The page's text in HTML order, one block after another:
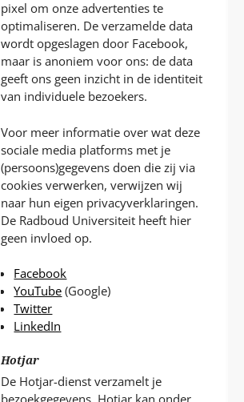
pixel om onze advertenties te
optimaliseren. De verzamelde data
wordt opgeslagen door Facebook,
maar is anoniem voor ons: de data
geeft ons geen inzicht in de identiteit
van individuele bezoekers.
Voor meer informatie over wat deze
sociale media platforms met je
(persoons)gegevens doen die zij via
cookies verwerken, verwijzen wij
naar hun eigen privacyverklaringen.
De Radboud Universiteit heeft hier
geen invloed op.
Facebook
YouTube (Google)
Twitter
LinkedIn
Hotjar
De Hotjar-dienst verzamelt je
bezoekgegevens. Hotjar kan onder